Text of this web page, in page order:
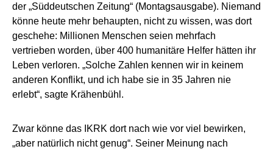
der „Süddeutschen Zeitung“ (Montagsausgabe). Niemand
könne heute mehr behaupten, nicht zu wissen, was dort
geschehe: Millionen Menschen seien mehrfach
vertrieben worden, über 400 humanitäre Helfer hätten ihr
Leben verloren. „Solche Zahlen kennen wir in keinem
anderen Konflikt, und ich habe sie in 35 Jahren nie
erlebt“, sagte Krähenbühl.
Zwar könne das IKRK dort nach wie vor viel bewirken,
„aber natürlich nicht genug“. Seiner Meinung nach